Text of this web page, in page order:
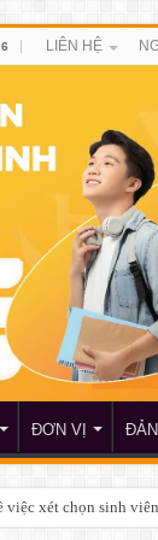
LIÊN HỆ
ĐƠN VỊ
việc xét chọn sinh